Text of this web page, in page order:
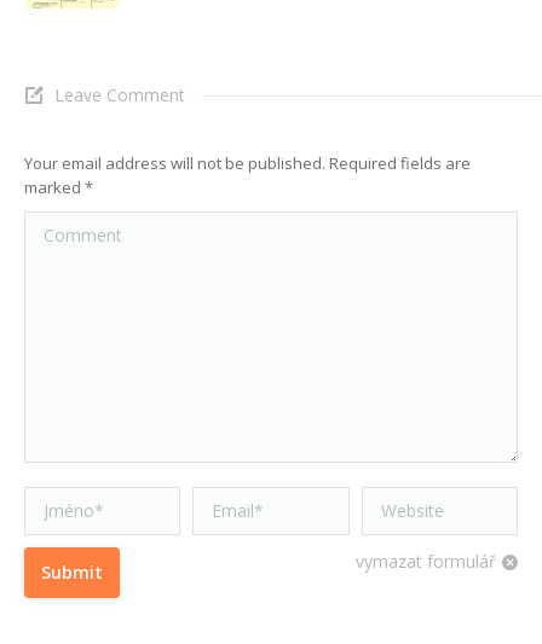
Leave Comment
Your email address will not be published. Required fields are
marked *
Comment
Jméno * Email * Website
vymazat formulář
Submit